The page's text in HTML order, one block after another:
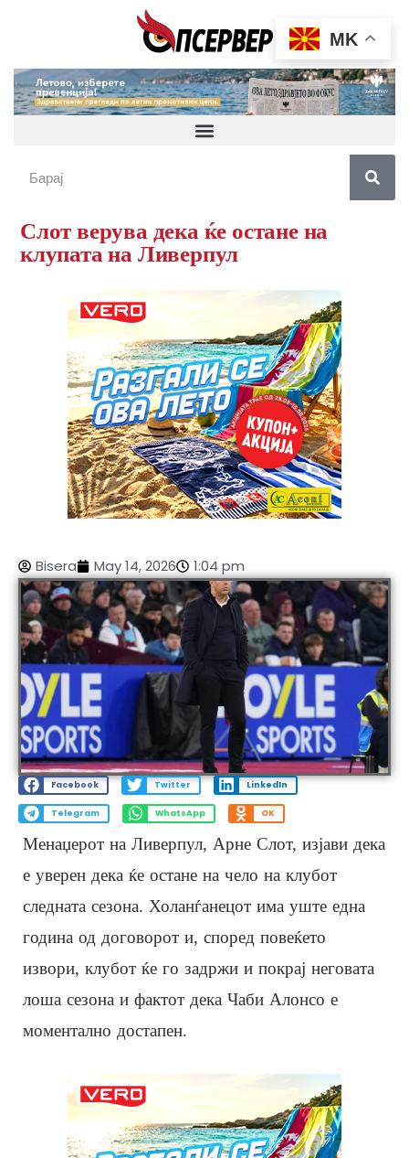
Слот верува дека ќе остане на
клупата на Ливерпул
Bisera May 14, 2026 1:04 pm
Facebook Twitter LinkedIn
Telegram WhatsApp OK
Менаџерот на Ливерпул, Арне Слот, изјави дека
е уверен дека ќе остане на чело на клубот
следната сезона. Холанѓанецот има уште една
година од договорот и, според повеќето
извори, клубот ќе го задржи и покрај неговата
лоша сезона и фактот дека Чаби Алонсо е
моментално достапен.
MK